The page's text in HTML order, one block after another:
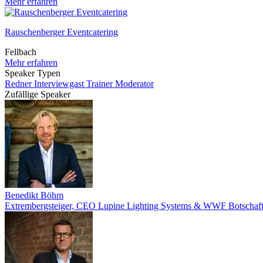
Rauschenberger Eventcatering
Fellbach
Mehr erfahren
Speaker Typen
RednerInterviewgast TrainerModerator
Zufällige Speaker
Benedikt Böhm
Extrembergsteiger, CEO Lupine Lighting Systems & WWF